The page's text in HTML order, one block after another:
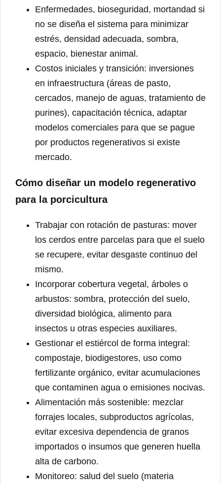
Enfermedades, bioseguridad, mortandad si
no se diseña el sistema para minimizar
estrés, densidad adecuada, sombra,
espacio, bienestar animal.
Costos iniciales y transición: inversiones
en infraestructura (áreas de pasto,
cercados, manejo de aguas, tratamiento de
purines), capacitación técnica, adaptar
modelos comerciales para que se pague
por productos regenerativos si existe
mercado.
Cómo diseñar un modelo regenerativo
para la porcicultura
Trabajar con rotación de pasturas: mover
los cerdos entre parcelas para que el suelo
se recupere, evitar desgaste continuo del
mismo.
Incorporar cobertura vegetal, árboles o
arbustos: sombra, protección del suelo,
diversidad biológica, alimento para
insectos u otras especies auxiliares.
Gestionar el estiércol de forma integral:
compostaje, biodigestores, uso como
fertilizante orgánico, evitar acumulaciones
que contaminen agua o emisiones nocivas.
Alimentación más sostenible: mezclar
forrajes locales, subproductos agrícolas,
evitar excesiva dependencia de granos
importados o insumos que generen huella
alta de carbono.
Monitoreo: salud del suelo (materia